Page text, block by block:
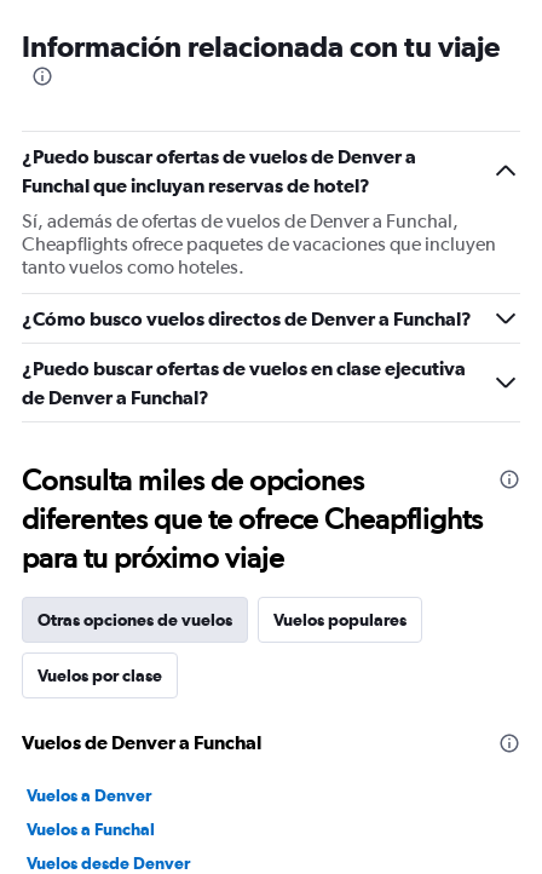
Información relacionada con tu viaje
¿Puedo buscar ofertas de vuelos de Denver a
Funchal que incluyan reservas de hotel?
Sí, además de ofertas de vuelos de Denver a Funchal,
Cheapflights ofrece paquetes de vacaciones que incluyen
tanto vuelos como hoteles.
¿Cómo busco vuelos directos de Denver a Funchal?
¿Puedo buscar ofertas de vuelos en clase ejecutiva
de Denver a Funchal?
Consulta miles de opciones
diferentes que te ofrece Cheapflights
para tu próximo viaje
Otras opciones de vuelos Vuelos populares
Vuelos por clase
Vuelos de Denver a Funchal
Vuelos a Denver
Vuelos a Funchal
Vuelos desde Denver